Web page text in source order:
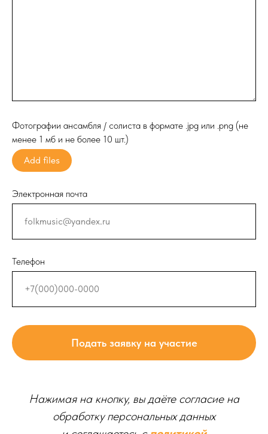
Фотографии ансамбля / солиста в формате .jpg или .png (не
менее 1 мб и не более 10 шт.)
Add files
Электронная почта
Телефон
Подать заявку на участие
Нажимая на кнопку, вы даёте согласие на
обработку персональных данных